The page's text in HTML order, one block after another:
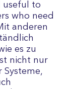
useful to
who need
anderen
es zu
nicht nur